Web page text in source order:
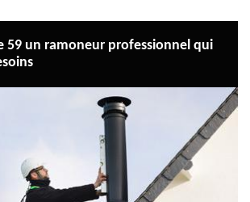
59 un ramoneur professionnel qui